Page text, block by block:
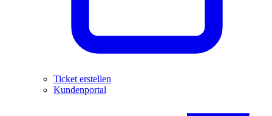
Ticket erstellen
Kundenportal